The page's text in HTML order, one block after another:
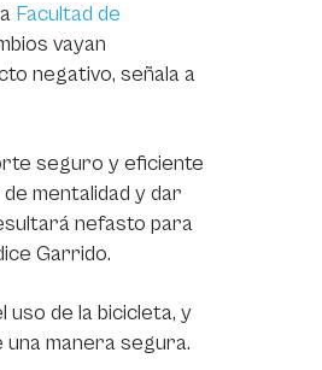
Facultad de
vayan
negativo, señala a
seguro y eficiente
mentalidad y dar
nefasto para
Garrido.
de la bicicleta, y
manera segura.